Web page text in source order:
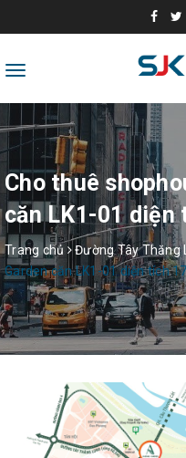
Toggle
Cho thuê
căn LK1-01 diện
Trang chủ Đường Tây Thăng
Garden căn LK1-01 diện tích